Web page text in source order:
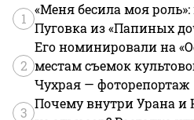
1
«Меня бесила моя
Пуговка из «Папиных
2
Его номинировали на
местам съемок
Чухрая — фоторепортаж
3
Почему внутри Урана и